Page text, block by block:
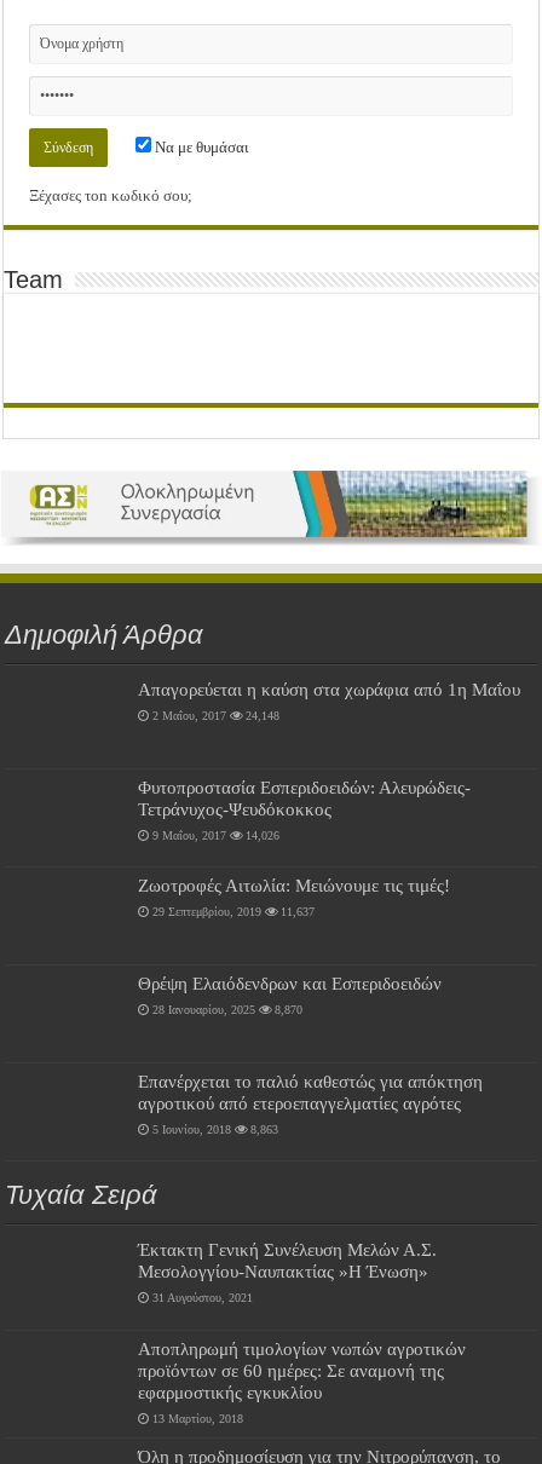
Να με θυμάσαι
Ξέχασες τοn κωδικό σου;
Team
Δημοφιλή Άρθρα
Απαγορεύεται η καύση στα χωράφια από 1η Μαΐου
2 Μαΐου, 2017 24,148
Φυτοπροστασία Εσπεριδοειδών: Αλευρώδεις-
Τετράνυχος-Ψευδόκοκκος
9 Μαΐου, 2017 14,026
Ζωοτροφές Αιτωλία: Μειώνουμε τις τιμές!
29 Σεπτεμβρίου, 2019 11,637
Θρέψη Ελαιόδενδρων και Εσπεριδοειδών
28 Ιανουαρίου, 2025 8,870
Επανέρχεται το παλιό καθεστώς για απόκτηση
αγροτικού από ετεροεπαγγελματίες αγρότες
5 Ιουνίου, 2018 8,863
Τυχαία Σειρά
Έκτακτη Γενική Συνέλευση Μελών Α.Σ.
Μεσολογγίου-Ναυπακτίας »Η Ένωση»
31 Αυγούστου, 2021
Αποπληρωμή τιμολογίων νωπών αγροτικών
προϊόντων σε 60 ημέρες: Σε αναμονή της
εφαρμοστικής εγκυκλίου
13 Μαρτίου, 2018
Όλη η προδημοσίευση για την Νιτρορύπανση, το